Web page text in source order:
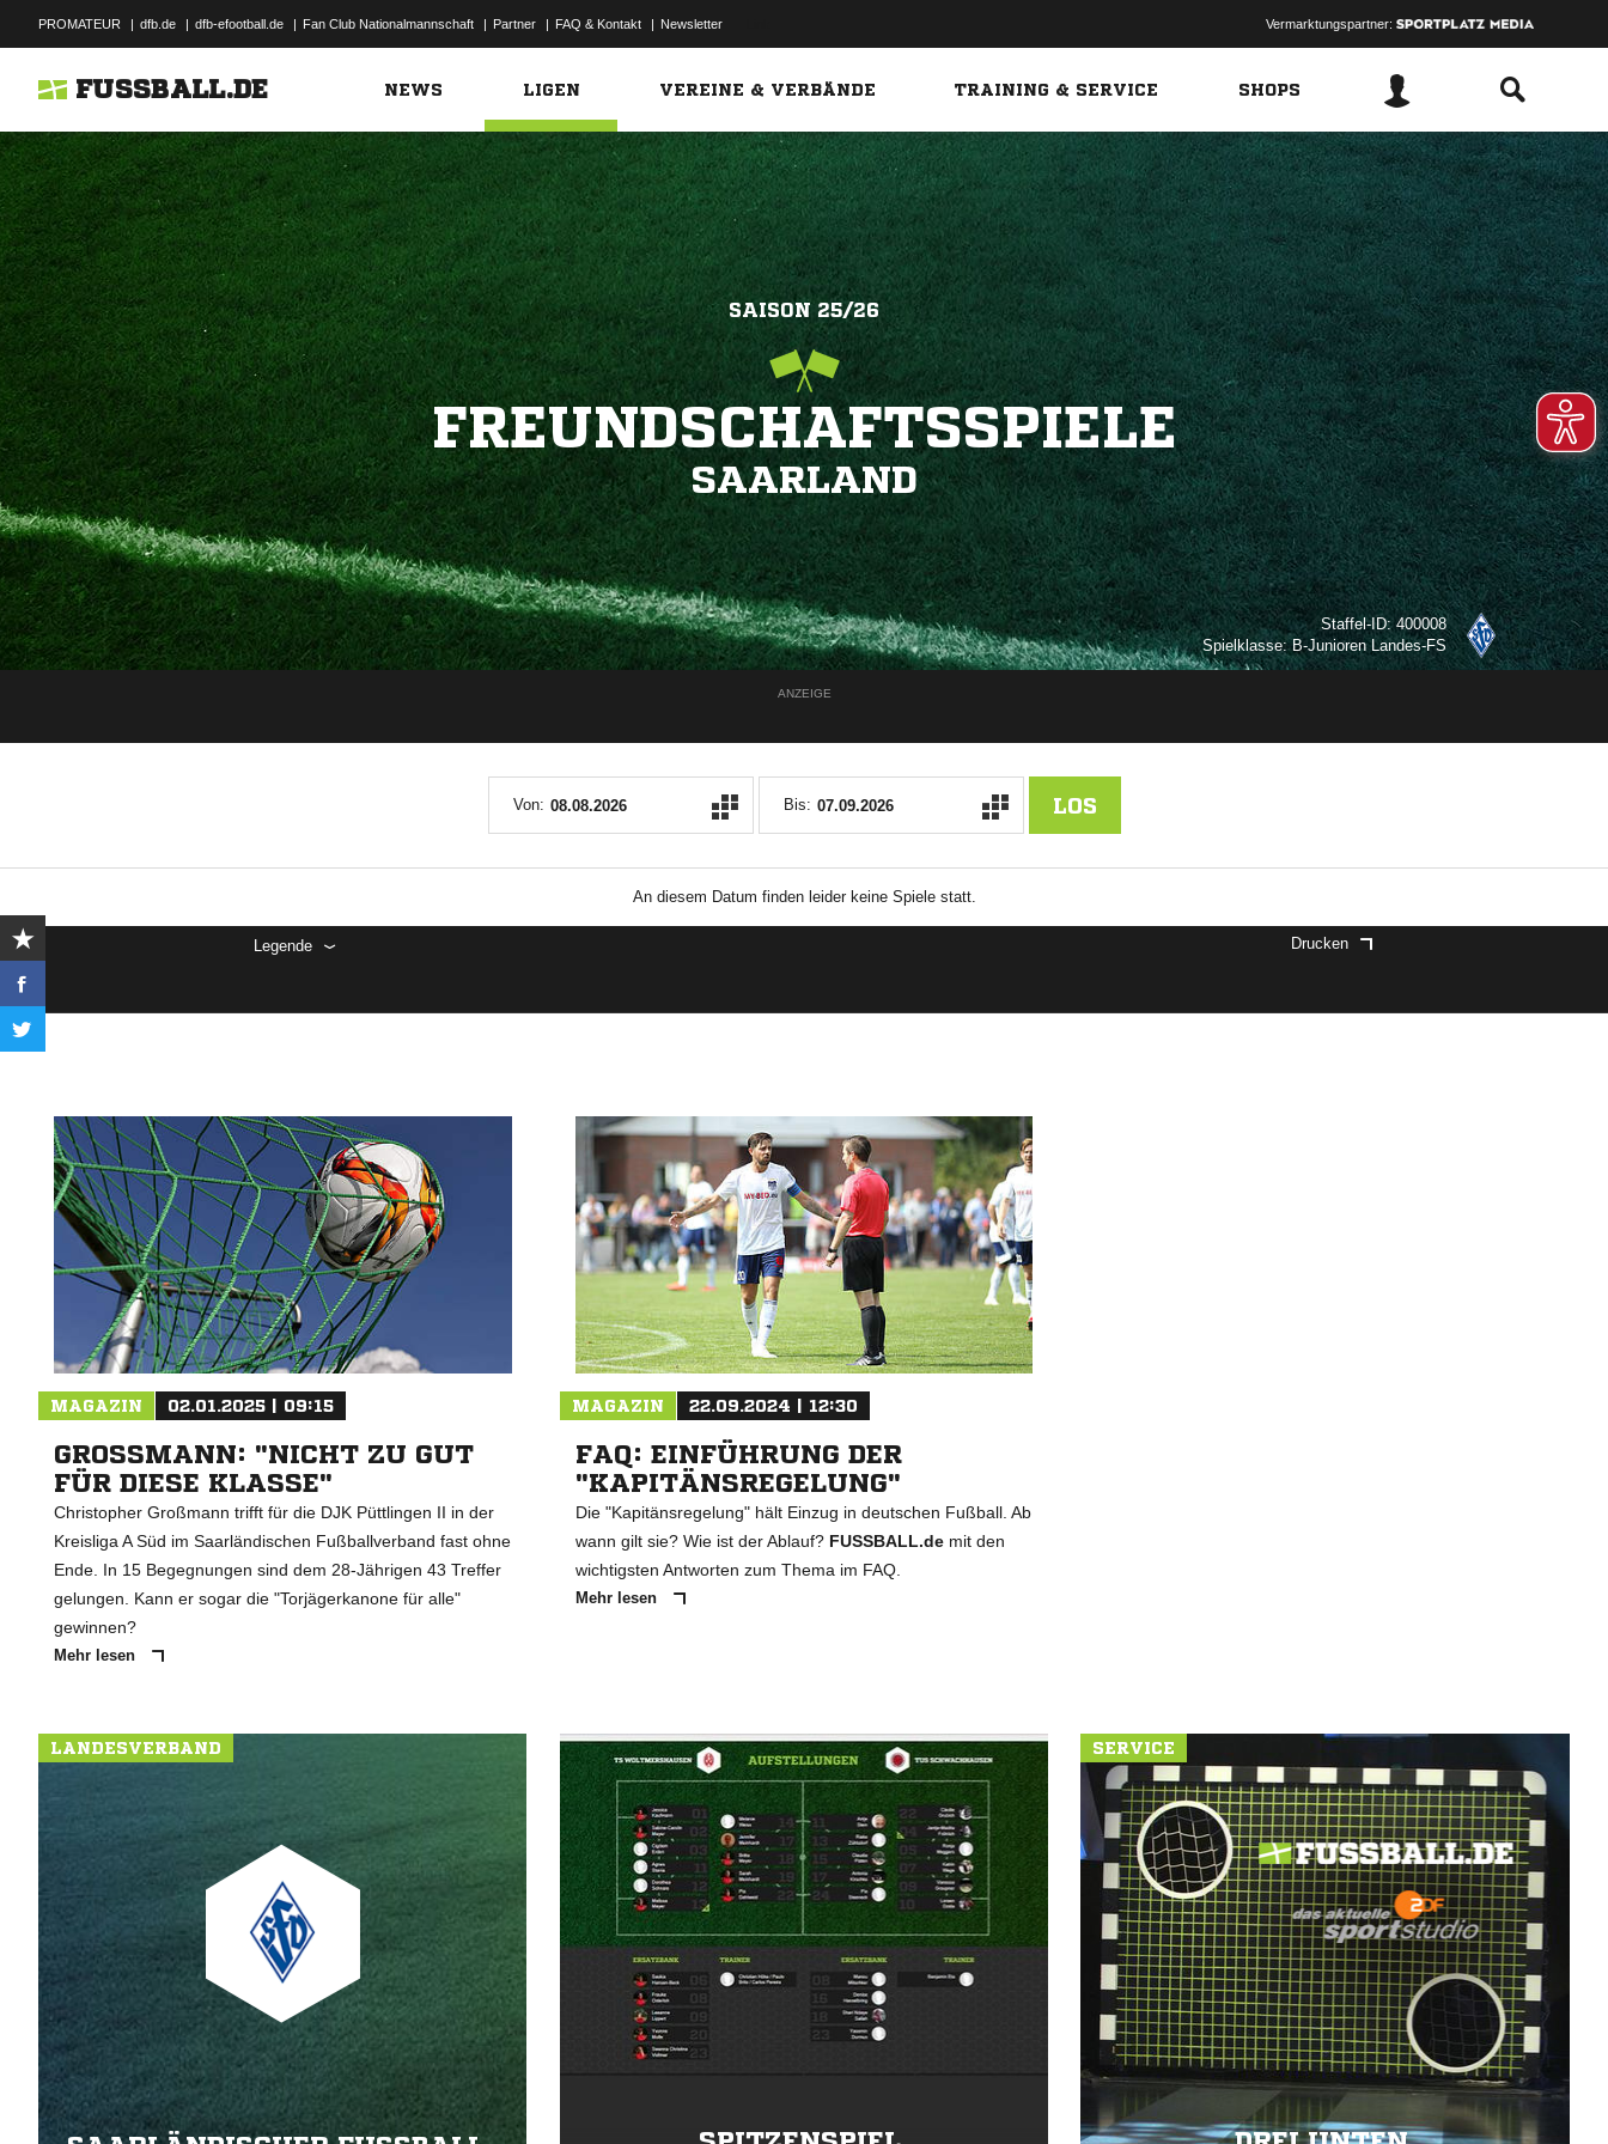
PROMATEUR | dfb.de | dfb-efootball.de | Fan Club Nationalmannschaft | Partner | FAQ & Kontakt | Newsletter Vermarktungspartner:
FUSSBALL.DE NEWS LIGEN VEREINE & VERBÄNDE TRAINING & SERVICE SHOPS
SAISON 25/26
FREUNDSCHAFTSSPIELE
SAARLAND
Staffel-ID: 400008
Spielklasse: B-Junioren Landes-FS
ANZEIGE
Von: Bis: LOS
An diesem Datum finden leider keine Spiele statt.
Legende Drucken
MAGAZIN 02.01.2025 | 09:15
GROSSMANN: "NICHT ZU GUT F
ÜR DIESE KLASSE"
Christopher Großmann trifft für die DJK Püttlingen II in der
Kreisliga A Süd im Saarländischen Fußballverband fast ohne
Ende. In 15 Begegnungen sind dem 28-Jährigen 43 Treffer
gelungen. Kann er sogar die "Torjägerkanone für alle"
gewinnen?
Mehr lesen
MAGAZIN 22.09.2024 | 12:30
FAQ: EINFÜHRUNG DER
"KAPITÄNSREGELUNG"
Die "Kapitänsregelung" hält Einzug in deutschen Fußball. Ab
wann gilt sie? Wie ist der Ablauf? FUSSBALL.demit den
wichtigsten Antworten zum Thema im FAQ.
Mehr lesen
LANDESVERBAND SERVICE